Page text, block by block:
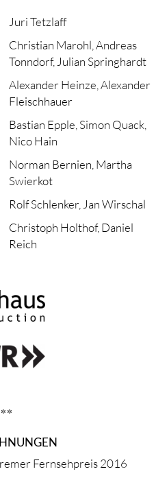
Juri Tetzlaff
Christian Marohl, Andreas
Tonndorf, Julian Springhardt
Alexander Heinze, Alexander
Fleischhauer
Bastian Epple, Simon Quack,
Nico Hain
Norman Bernien, Martha
Swierkot
Rolf Schlenker, Jan Wirschal
Christoph Holthof, Daniel
Reich
Fernsehpreis 2016